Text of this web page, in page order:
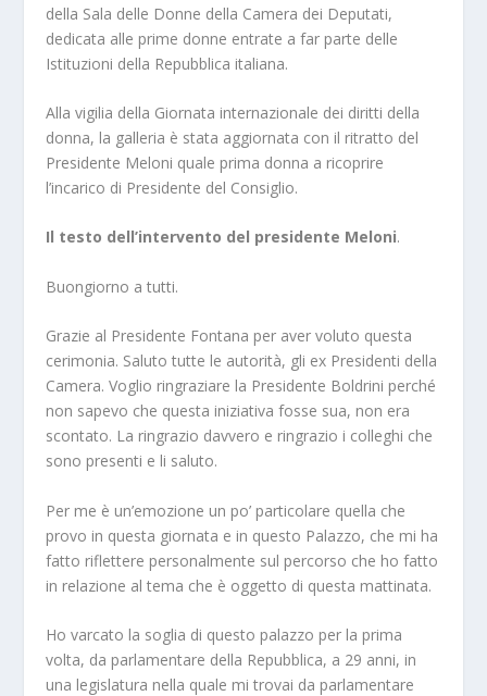
della Sala delle Donne della Camera dei Deputati,
dedicata alle prime donne entrate a far parte delle
Istituzioni della Repubblica italiana.
Alla vigilia della Giornata internazionale dei diritti della
donna, la galleria è stata aggiornata con il ritratto del
Presidente Meloni quale prima donna a ricoprire
l’incarico di Presidente del Consiglio.
Il testo dell’intervento del presidente Meloni.
Buongiorno a tutti.
Grazie al Presidente Fontana per aver voluto questa
cerimonia. Saluto tutte le autorità, gli ex Presidenti della
Camera. Voglio ringraziare la Presidente Boldrini perché
non sapevo che questa iniziativa fosse sua, non era
scontato. La ringrazio davvero e ringrazio i colleghi che
sono presenti e li saluto.
Per me è un’emozione un po’ particolare quella che
provo in questa giornata e in questo Palazzo, che mi ha
fatto riflettere personalmente sul percorso che ho fatto
in relazione al tema che è oggetto di questa mattinata.
Ho varcato la soglia di questo palazzo per la prima
volta, da parlamentare della Repubblica, a 29 anni, in
una legislatura nella quale mi trovai da parlamentare